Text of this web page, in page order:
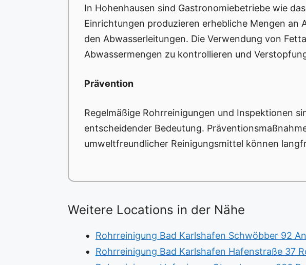
In Hohenhausen sind Gastronomiebetriebe wie
Einrichtungen produzieren erhebliche Mengen an
den Abwasserleitungen. Die Verwendung von
Abwassermengen zu kontrollieren und
Prävention
Regelmäßige Rohrreinigungen und Inspektionen
entscheidender Bedeutung.
umweltfreundlicher Reinigungsmittel können
Weitere Locations in der Nähe
Rohrreinigung Bad Karlshafen Schwöbber 92
Rohrreinigung Bad Karlshafen Hafenstraße 37